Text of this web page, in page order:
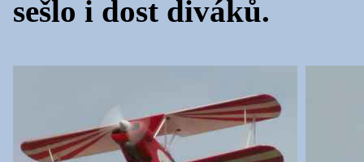
sešlo i dost diváků.